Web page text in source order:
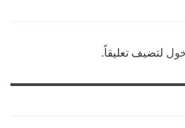
لتضيف تعليقاً.